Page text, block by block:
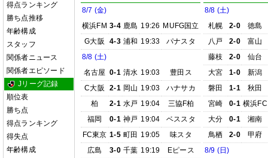
得点ランキング
勝ち点推移
年齢構成
スタッフ
関係者ニュース
関係者エピソード
Jリーグ記録
順位表
勝ち点
得点ランキング
得失点
年齢構成
8/7 (金)
横浜FM 3-4 鹿島 19:26 MUFG国立
G大阪
4-3 浦和 19:33
パナスタ
8/8 (土)
名古屋 0-1 清水 19:03
豊田ス
C大阪
2-1 岡山 19:03
ハナサカ
柏
2-1 水戸 19:04
三協F柏
福岡
0-1 神戸 19:04
ベススタ
FC東京 1-5 町田 19:05
味スタ
広島
3-0 千葉 19:19
Eピース
8/8 (土)
札幌
2-0
徳島
八戸
2-0
富山
藤枝
2-0
仙台
大宮
1-0
新潟
磐田
1-1
秋田
宮崎
0-1 横浜FC
大分
0-1
湘南
鳥栖
2-0
甲府
8/9 (日)